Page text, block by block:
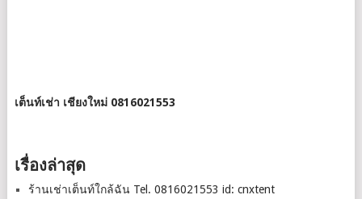
เต็นท์เช่า เชียงใหม่ 0816021553
เรื่องล่าสุด
ร้านเช่าเต็นท์ใกล้ฉัน Tel. 0816021553 id: cnxtent